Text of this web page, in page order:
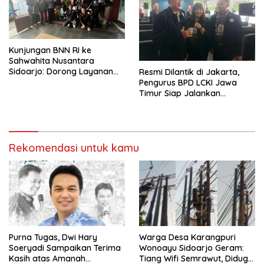
Kunjungan BNN RI ke
Sahwahita Nusantara
Sidoarjo: Dorong Layanan
Resmi Dilantik di Jakarta,
Pengurus BPD LCKI Jawa
Timur Siap Jalankan
Rekomendasi untuk kamu
Purna Tugas, Dwi Hary
Soeryadi Sampaikan Terima
Kasih atas Amanah
Warga Desa Karangpuri
Wonoayu Sidoarjo Geram:
Tiang Wifi Semrawut, Diduga